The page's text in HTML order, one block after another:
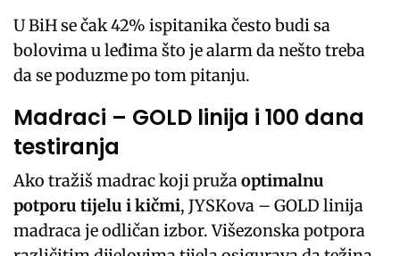
U BiH se čak 42% ispitanika često budi sa
bolovima u leđima što je alarm da nešto treba
da se poduzme po tom pitanju.
Madraci – GOLD linija i 100 dana
testiranja
Ako tražiš madrac koji pružaoptimalnu
potporu tijelu i kičmi, JYSKova – GOLD linija
madraca je odličan izbor. Višezonska potpora